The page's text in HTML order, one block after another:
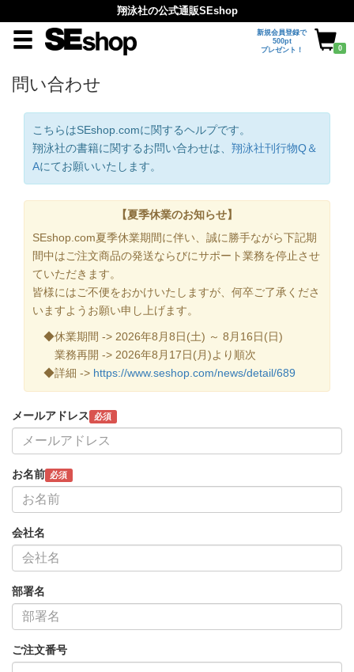
翔泳社の公式通販SEshop
新規会員登録で
500pt
プレゼント！
0
問い合わせ
こちらはSEshop.comに関するヘルプです。
翔泳社の書籍に関するお問い合わせは、 翔泳社刊行物Q＆
Aにてお願いいたします。
【夏季休業のお知らせ】
SEshop.com夏季休業期間に伴い、誠に勝手ながら下記期
間中はご注文商品の発送ならびにサポート業務を停止させ
ていただきます。
皆様にはご不便をおかけいたしますが、何卒ご了承くださ
いますようお願い申し上げます。
◆休業期間 -> 2026年8月8日(土) ～ 8月16日(日)
業務再開 -> 2026年8月17日(月)より順次
◆詳細 -> https://www.seshop.com/news/detail/689
メールアドレス 必須
お名前 必須
会社名
部署名
ご注文番号